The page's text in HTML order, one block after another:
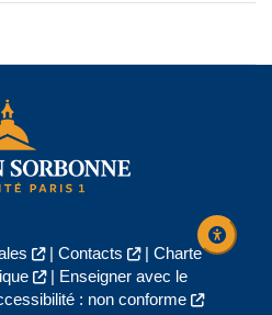
| Contacts | Charte
|
Enseigner avec le
: non conforme